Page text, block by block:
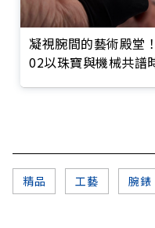
凝視腕間的藝術殿堂！ RM HJ-
02以珠寶與機械共譜
精品 工藝 腕錶